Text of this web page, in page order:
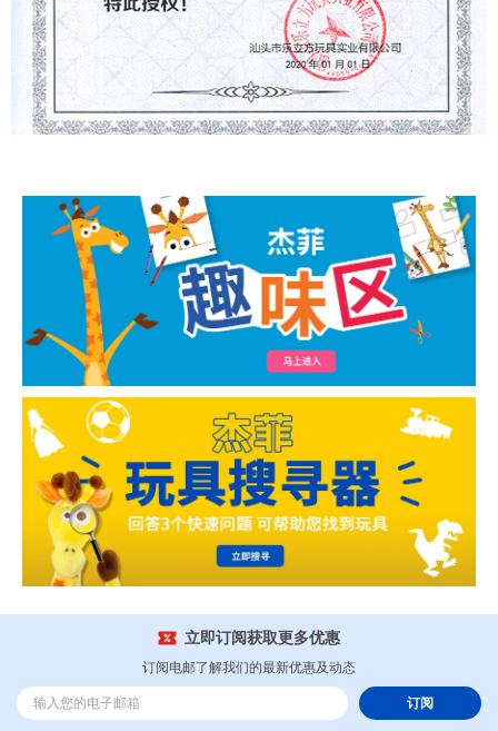
立即订阅获取更多优惠
订阅电邮了解我们的最新优惠及动态
订阅